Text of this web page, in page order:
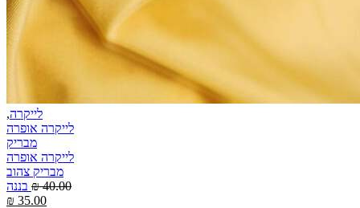
לייקרה,
לייקרה אופרה
מבריק
לייקרה אופרה
מבריק צהוב
₪40.00
₪ 35.00